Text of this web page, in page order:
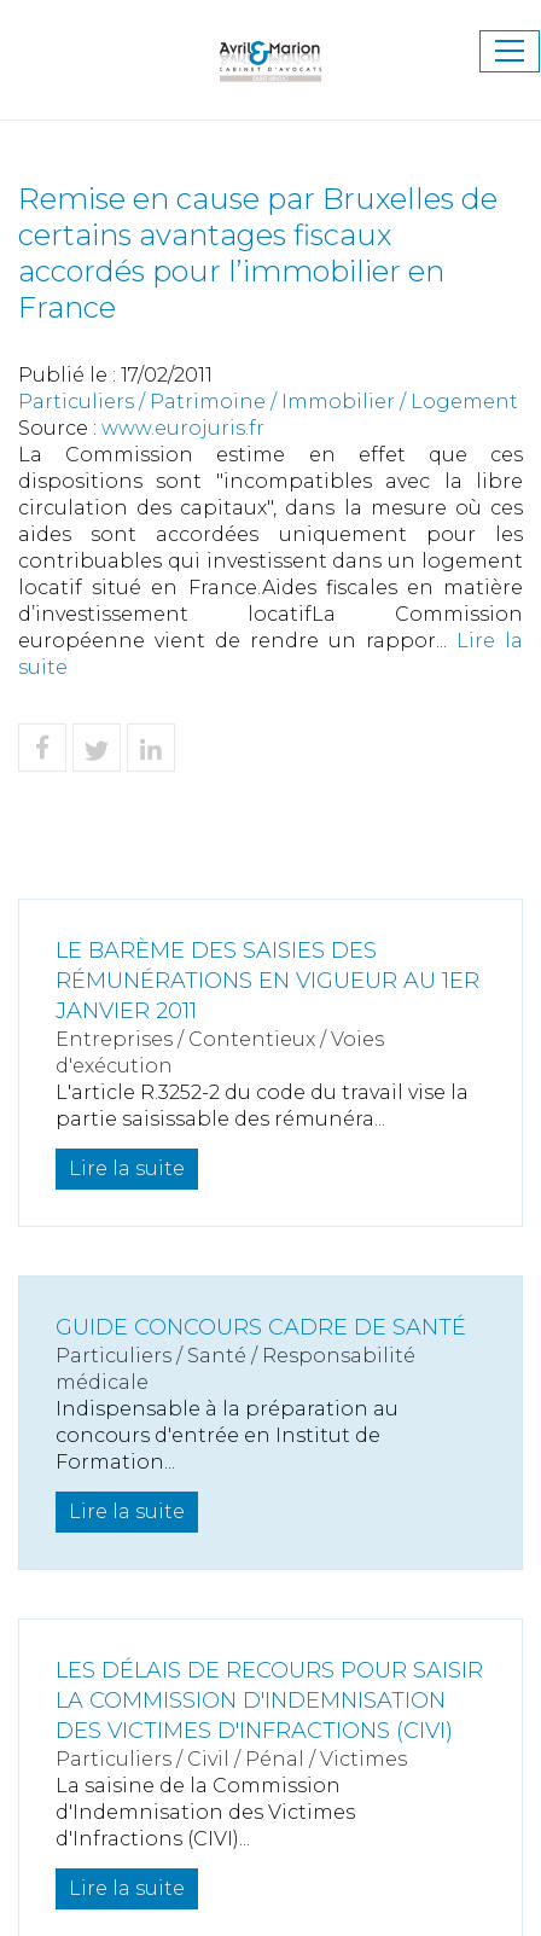
Remise en cause par Bruxelles de
certains avantages fiscaux
accordés pour l’immobilier en
France
Publié le : 17/02/2011
Particuliers / Patrimoine / Immobilier / Logement
Source : www.eurojuris.fr
La Commission estime en effet que ces
dispositions sont "incompatibles avec la libre
circulation des capitaux", dans la mesure où ces
aides sont accordées uniquement pour les
contribuables qui investissent dans un logement
locatif situé en France.Aides fiscales en matière
d’investissement locatifLa Commission
européenne vient de rendre un rappor... Lire la
suite
LE BARÈME DES SAISIES DES
RÉMUNÉRATIONS EN VIGUEUR AU 1ER
JANVIER 2011
Entreprises / Contentieux /Voies
d'exécution
L'article R.3252-2 du code du travail vise la
partie saisissable des rémunéra...
Lire la suite
GUIDE CONCOURS CADRE DE SANTÉ
Particuliers / Santé / Responsabilité
médicale
Indispensable à la préparation au
concours d'entrée en Institut de
Formation...
Lire la suite
LES DÉLAIS DE RECOURS POUR SAISIR
LA COMMISSION D'INDEMNISATION
DES VICTIMES D'INFRACTIONS (CIVI)
Particuliers / Civil / Pénal /Victimes
La saisine de la Commission
d'Indemnisation des Victimes
d'Infractions (CIVI)...
Lire la suite